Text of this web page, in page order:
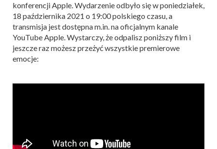
konferencji Apple. Wydarzenie odbyło się w poniedziałek,
18 października 2021 o 19:00 polskiego czasu, a
transmisja jest dostępna m.in. na oficjalnym kanale
YouTube Apple. Wystarczy, że odpalisz poniższy film i
jeszcze raz możesz przeżyć wszystkie premierowe
emocje: